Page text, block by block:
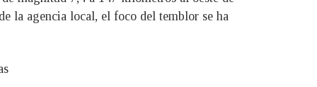
la agencia local, el foco del temblor se ha